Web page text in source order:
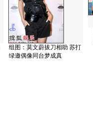
组图：莫文蔚拔刀相助 苏打
绿邀偶像同台梦成真